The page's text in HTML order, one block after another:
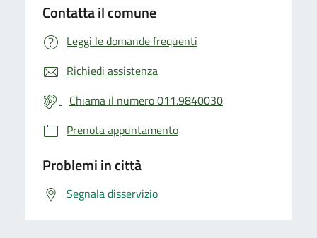
Contatta il comune
Leggi le domande frequenti
Richiedi assistenza
Chiama il numero 011.9840030
Prenota appuntamento
Problemi in città
Segnala disservizio